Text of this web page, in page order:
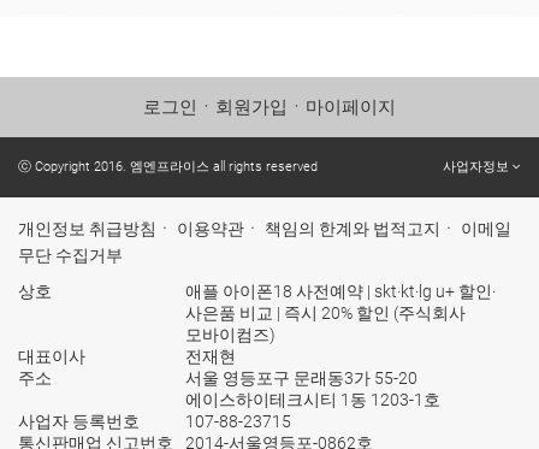
로그인 ㆍ 회원가입 ㆍ 마이페이지
ⓒ Copyright 2016. 엠엔프라이스 all rights reserved 사업자정보
개인정보 취급방침 ㆍ 이용약관 ㆍ 책임의 한계와 법적고지 ㆍ 이메일
무단 수집거부
상호
애플 아이폰18 사전예약 | skt·kt·lg u+ 할인·
사은품 비교 | 즉시 20% 할인 (주식회사
모바이컴즈)
대표이사
전재현
주소
서울 영등포구 문래동3가 55-20
에이스하이테크시티 1동 1203-1호
사업자 등록번호
107-88-23715
통신판매업 신고번호
2014-서울영등포-0862호